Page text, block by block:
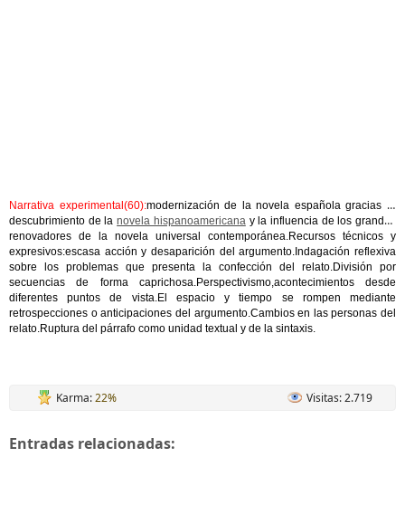
Narrativa experimental(60):modernización de la novela española gracias al
descubrimiento de lanovela hispanoamericanay la influencia de los grandes
renovadores de la novela universal contemporánea.Recursos técnicos y
expresivos:escasa acción y desaparición del argumento.Indagación reflexiva
sobre los problemas que presenta la confección del relato.División por
secuencias de forma caprichosa.Perspectivismo,acontecimientos desde
diferentes puntos de vista.El espacio y tiempo se rompen mediante
retrospecciones o anticipaciones del argumento.Cambios en las personas del
relato.Ruptura del párrafo como unidad textual y de la sintaxis.
Karma:22% Visitas: 2.719
Entradas relacionadas: